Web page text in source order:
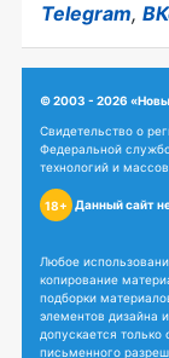
Telegram,
© 2003 - 2026
Свидетельство о
Федеральной
технологий и
18+ Данный сайт
Любое
копирование
подборки
элементов дизайна
допускается только
письменного